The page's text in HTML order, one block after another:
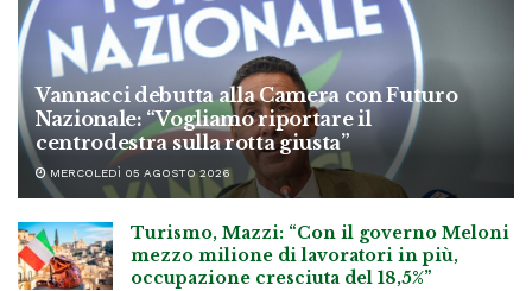
Vannacci debutta alla Camera con Futuro
Nazionale: “Vogliamo riportare il
centrodestra sulla rotta giusta”
MERCOLEDÌ 05 AGOSTO 2026
Turismo, Mazzi: “Con il governo Meloni
mezzo milione di lavoratori in più,
occupazione cresciuta del 18,5%”